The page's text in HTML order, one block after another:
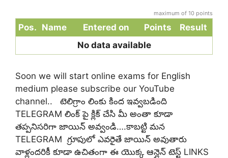
maximum of 10 points
Pos. Name Entered on Points
Result
No data available
Soon we will start online exams for English
medium please subscribe our YouTube
channel.. టెలిగ్రాం లింకు కింద ఇవ్వబడింది
TELEGRAM లింక్ పై క్లిక్ చేసి మీ అంతా కూడా
తప్పనిసరిగా జాయిన్ అవ్వండి….కాబట్టి మన
TELEGRAM గ్రూపులో ఎవరైతే జాయిన్ అవుతారు
వాళ్లందరికీ కూడా ఉచితంగా ఈ యొక్క ఆన్లైన్ టెస్ట్ LINKS